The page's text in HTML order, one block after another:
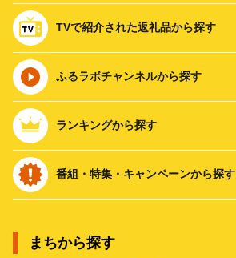
TVで紹介された返礼品から探す
ふるラボチャンネルから探す
ランキングから探す
番組・特集・キャンペーンから探す
まちから探す